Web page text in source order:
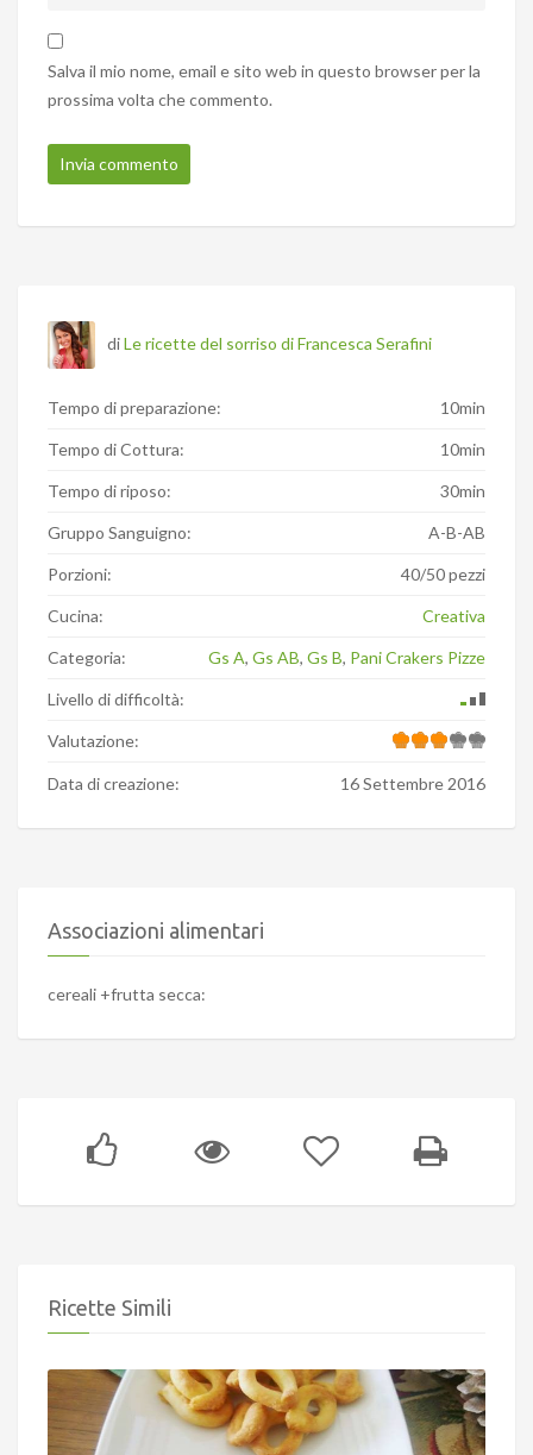
Salva il mio nome, email e sito web in questo browser per la
prossima volta che commento.
diLe ricette del sorriso di Francesca Serafini
Tempo di preparazione: 10min
Tempo di Cottura: 10min
Tempo di riposo: 30min
Gruppo Sanguigno: A-B-AB
Porzioni: 40/50 pezzi
Cucina: Creativa
Categoria: Gs A, Gs AB, Gs B, Pani Crakers Pizze
Livello di difficoltà:
Valutazione:
Data di creazione: 16 Settembre 2016
Associazioni alimentari
cereali +frutta secca:
Ricette Simili